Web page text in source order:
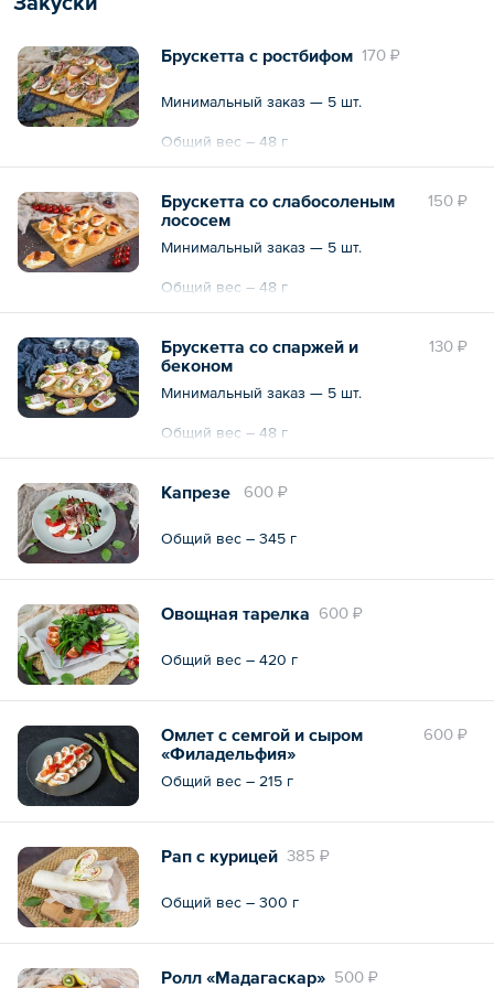
— Курица — 3 шт.
170 ₽
Брускетта с ростбифом
Минимальный заказ — 5 шт.
Общий вес – 48 г
150 ₽
Брускетта со слабосоленым
лососем
Минимальный заказ — 5 шт.
Общий вес – 48 г
130 ₽
Брускетта со спаржей и
беконом
Минимальный заказ — 5 шт.
Общий вес – 48 г
600 ₽
Капрезе
Общий вес – 345 г
600 ₽
Овощная тарелка
Общий вес – 420 г
600 ₽
Омлет с семгой и сыром
«Филадельфия»
Общий вес – 215 г
385 ₽
Рап с курицей
Общий вес – 300 г
500 ₽
Ролл «Мадагаскар»